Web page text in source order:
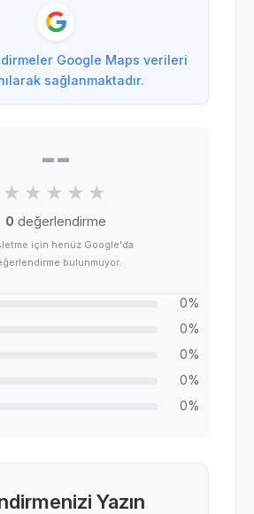
Google Maps verileri
sağlanmaktadır.
--
0 değerlendirme
için henüz Google'da
bulunmuyor.
0%
0%
0%
0%
0%
Yazın